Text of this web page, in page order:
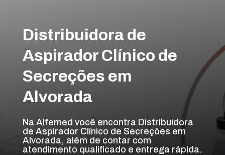
Distribuidora de
Aspirador Clínico de
Secreções em
Alvorada
Na Alfemed você encontra Distribuidora
de Aspirador Clínico de Secreções em
Alvorada, além de contar com
atendimento qualificado e entrega rápida.